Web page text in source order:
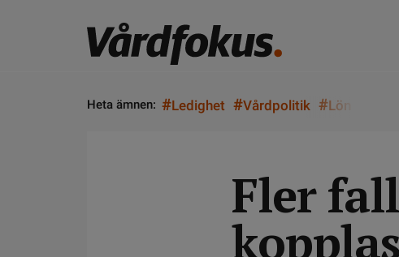
Heta ämnen: #Ledighet #Vårdpolitik #Lön
Fler